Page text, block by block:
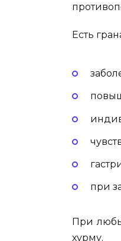
Есть
при
При
хурму.